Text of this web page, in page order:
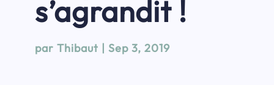
s’agrandit !
par Thibaut | Sep 3, 2019